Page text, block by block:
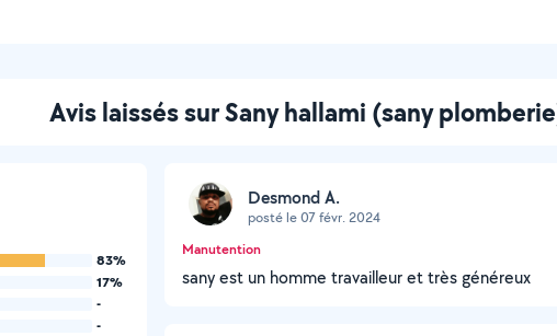
Avis laissés sur Sany hallami (sany
83%
17%
-
-
Desmond A.
posté le 07 févr. 2024
Manutention
sany est un homme travailleur et très généreux